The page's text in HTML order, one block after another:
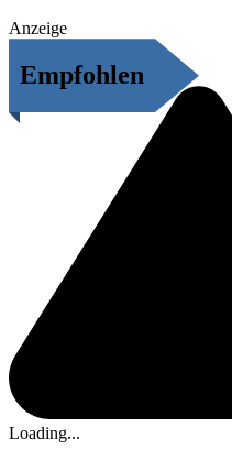
Anzeige
Empfohlen
Loading...